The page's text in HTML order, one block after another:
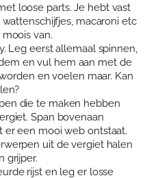
loose parts. Je hebt vast
macaroni etc
van.
Leg eerst allemaal spinnen,
en vul hem aan met de
en voelen maar. Kan
die te maken hebben
Span bovenaan
er een mooi web ontstaat.
uit de vergiet halen
grijper.
rijst en leg er losse